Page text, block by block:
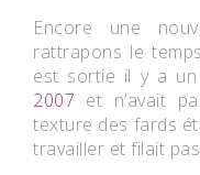
Encore une
rattrapons le
est sortie il y a
2007 et n’avait
texture des fards
travailler et filait